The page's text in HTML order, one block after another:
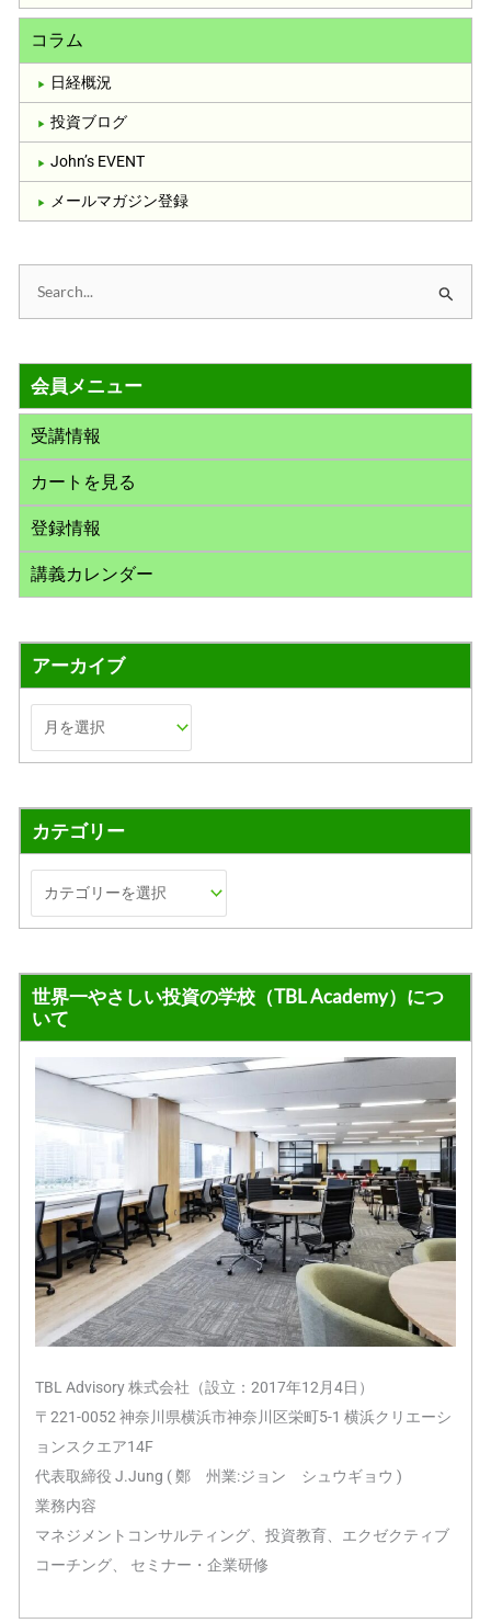
コラム
日経概況
投資ブログ
John’s EVENT
メールマガジン登録
象
:
会員メニュー
受講情報
カートを見る
登録情報
講義カレンダー
アーカイブ
カテゴリー
世界一やさしい投資の学校（TBL Academy）につ
いて
TBL Advisory 株式会社（設立：2017年12月4日）
〒221-0052 神奈川県横浜市神奈川区栄町5-1 横浜クリエーシ
ョンスクエア14F
代表取締役 J.Jung ( 鄭 州業:ジョン シュウギョウ )
業務内容
マネジメントコンサルティング、投資教育、エクゼクティブ
コーチング、 セミナー・企業研修